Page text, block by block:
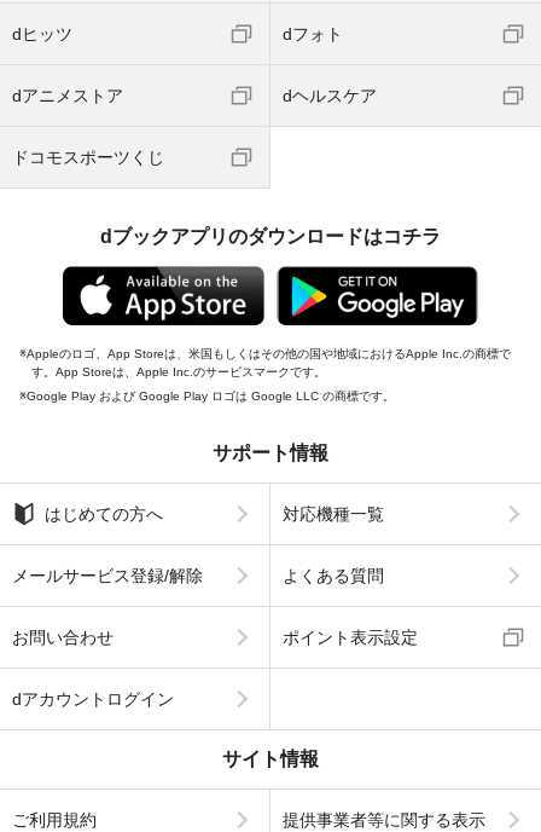
dヒッツ dフォト
dアニメストア dヘルスケア
ドコモスポーツくじ
dブックアプリのダウンロードはコチラ
Appleのロゴ、App Storeは、米国もしくはその他の国や地域におけるApple Inc.の商標で
す。App Storeは、Apple Inc.のサービスマークです。
Google Play および Google Play ロゴは Google LLC の商標です。
サポート情報
はじめての方へ 対応機種一覧
メールサービス登録/解除 よくある質問
お問い合わせ ポイント表示設定
dアカウントログイン
サイト情報
ご利用規約 提供事業者等に関する表示